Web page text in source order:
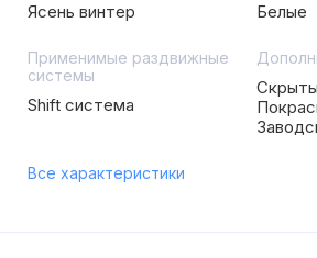
Ясень винтер Белые
Применимые раздвижные
системы
Shift система
Все характеристики